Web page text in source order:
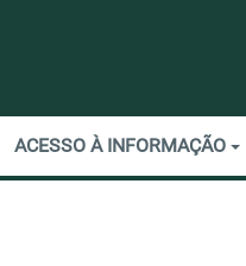
ACESSO À INFORMAÇÃO